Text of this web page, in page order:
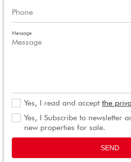
Message
Yes, I read and accept the
Yes, I Subscribe to newsletter
new properties for sale.
SEND